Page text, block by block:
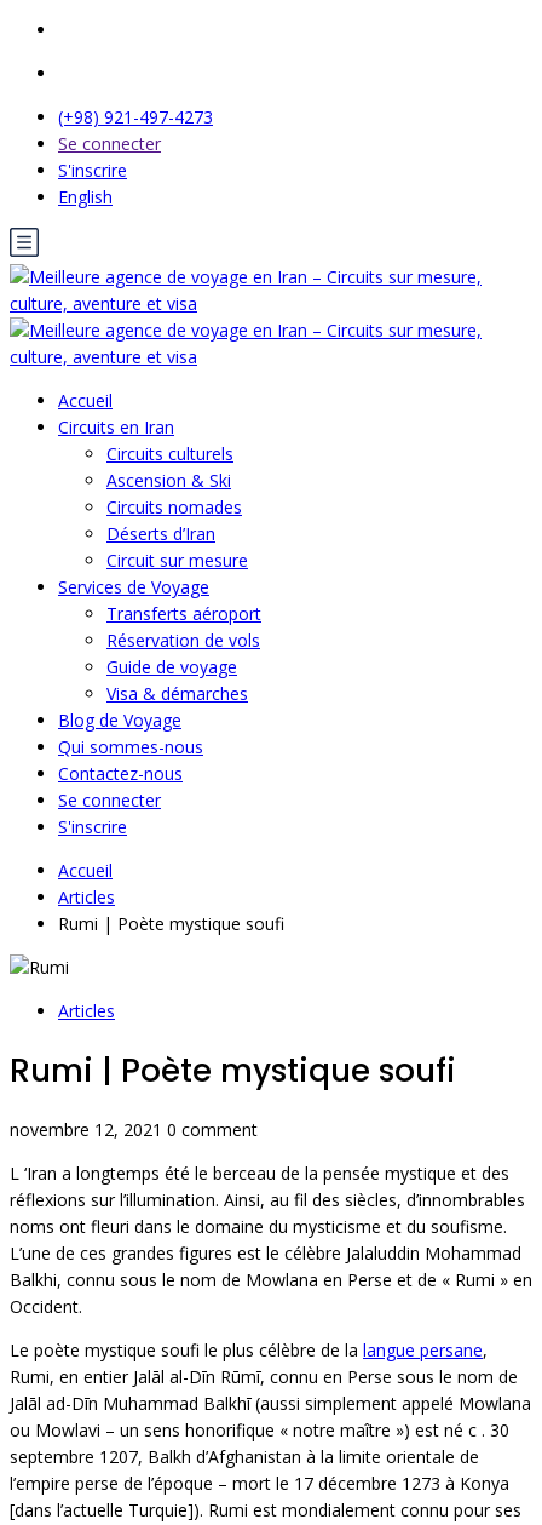
(+98) 921-497-4273
Se connecter
S'inscrire
English
Accueil
Circuits en Iran
Circuits culturels
Ascension & Ski
Circuits nomades
Déserts d’Iran
Circuit sur mesure
Services de Voyage
Transferts aéroport
Réservation de vols
Guide de voyage
Visa & démarches
Blog de Voyage
Qui sommes-nous
Contactez-nous
Se connecter
S'inscrire
Accueil
Articles
Rumi | Poète mystique soufi
Articles
Rumi | Poète mystique soufi
novembre 12, 2021 0 comment
L ‘Iran a longtemps été le berceau de la pensée mystique et des
réflexions sur l’illumination. Ainsi, au fil des siècles, d’innombrables
noms ont fleuri dans le domaine du mysticisme et du soufisme.
L’une de ces grandes figures est le célèbre Jalaluddin Mohammad
Balkhi, connu sous le nom de Mowlana en Perse et de « Rumi » en
Occident.
Le poète mystique soufi le plus célèbre de la langue persane,
Rumi, en entier Jalāl al-Dīn Rūmī, connu en Perse sous le nom de
Jalāl ad-Dīn Muhammad Balkhī (aussi simplement appelé Mowlana
ou Mowlavi – un sens honorifique « notre maître ») est né c . 30
septembre 1207, Balkh d’Afghanistan à la limite orientale de
l’empire perse de l’époque – mort le 17 décembre 1273 à Konya
[dans l’actuelle Turquie]). Rumi est mondialement connu pour ses